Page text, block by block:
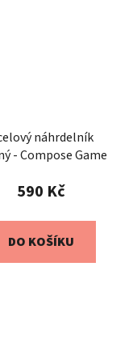
náhrdelník
- Compose Game
590 Kč
DO KOŠÍKU